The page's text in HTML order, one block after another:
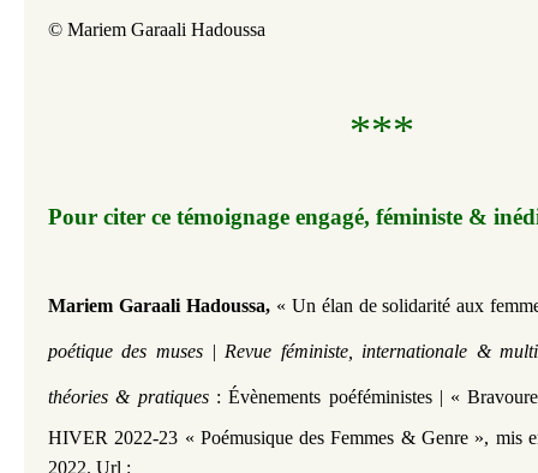
© Mariem Garaali Hadoussa
***
Pour citer ce témoignage engagé, féministe &
Mariem Garaali Hadoussa, « Un élan de solidarité aux
poétique des muses | Revue féministe, internationale &
théories & pratiques :Évènements poéféministes | «
HIVER 2022-23 « Poémusique des Femmes & Genre », mis
2022. Url :